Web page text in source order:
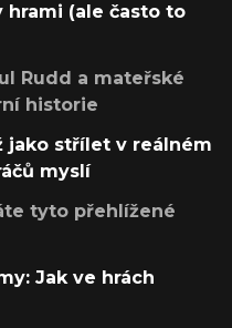
hrami (ale často to
Rudd a mateřské
historie
jako střílet v reálném
myslí
tyto přehlížené
Jak ve hrách